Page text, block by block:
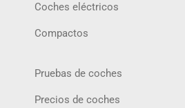
Coches eléctricos
Compactos
Pruebas de coches
Precios de coches